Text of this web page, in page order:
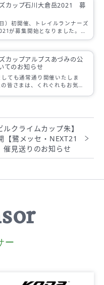
ズカップ石川大倉岳2021 募
）初開催、トレイルランナーズ
が募集開始となりました。大
かしましょう！
カップアルプスあづみの公
てのお知らせ
ても通常通り開催いたしま
皆さまは、くれぐれもお気を
ビルクライムカップ朱
】開
催見送りのお知らせ
ー